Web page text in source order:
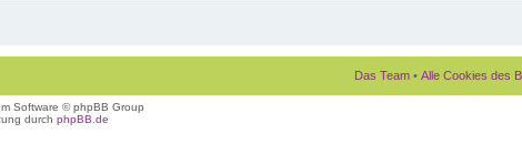
Das Team • Alle Cookies des
Software © phpBB Group
durch phpBB.de